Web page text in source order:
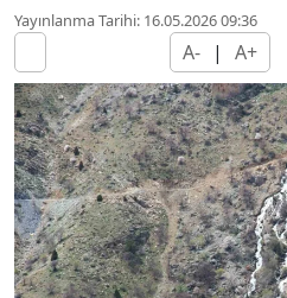
Yayınlanma Tarihi: 16.05.2026 09:36
A- | A+